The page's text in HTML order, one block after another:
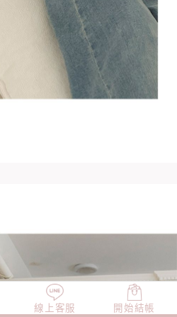
線上客服 開始結帳
TOP100 小編穿搭